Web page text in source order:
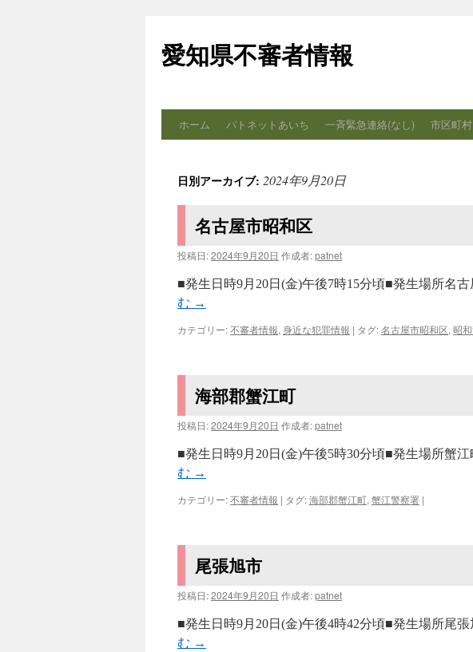
テ
ン
ス
ッ
愛知県不審者情報
ホーム パトネットあいち 一斉緊急連絡(なし) 市区町
日別アーカイブ: 2024年9月20日
名古屋市昭和区
投稿日:2024年9月20日 作成者:patnet
■発生日時9月20日(金)午後7時15分頃■発生場所名
む →
カテゴリー:不審者情報, 身近な犯罪情報 | タグ:名古屋市昭和区, 昭
海部郡蟹江町
投稿日:2024年9月20日 作成者:patnet
■発生日時9月20日(金)午後5時30分頃■発生場所蟹
む →
カテゴリー:不審者情報 | タグ:海部郡蟹江町, 蟹江警察署 |
尾張旭市
投稿日:2024年9月20日 作成者:patnet
■発生日時9月20日(金)午後4時42分頃■発生場所尾
む →